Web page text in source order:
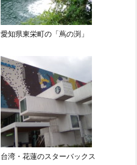
愛知県東栄町の「蔦の渕」
台湾・花蓮のスターバックス